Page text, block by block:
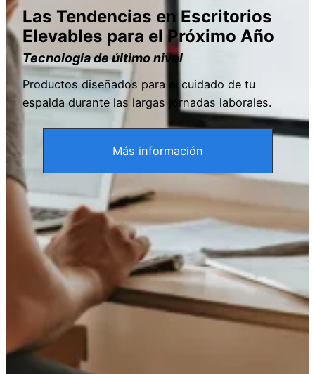
Las Tendencias en Escritorios
Elevables para el Próximo Año
Tecnología de último nivel
Productos diseñados para el cuidado de tu
espalda durante las largas jornadas laborales.
Más información